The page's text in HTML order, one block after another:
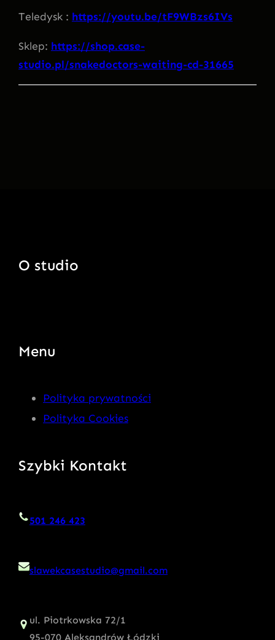
Teledysk : https://youtu.be/tF9WBzs6IVs
Sklep: https://shop.case-
studio.pl/snakedoctors-waiting-cd-31665
O studio
Menu
Polityka prywatności
Polityka Cookies
Szybki Kontakt
501 246 423
slawekcasestudio@gmail.com
ul. Piotrkowska 72/1
95-070 Aleksandrów Łódzki